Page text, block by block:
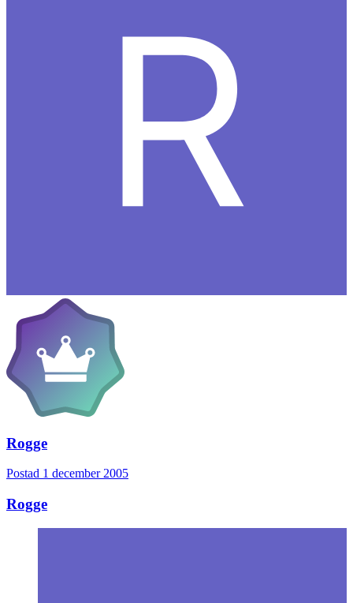
Rogge
Postad 1 december 2005
Rogge